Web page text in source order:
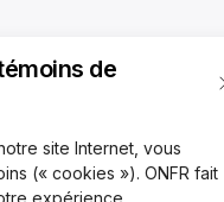
de
site Internet, vous
(« cookies »). ONFR fait
expérience,